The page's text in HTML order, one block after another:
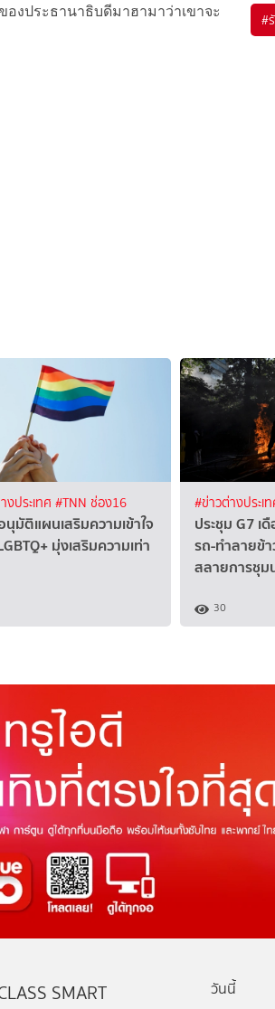
งประธานาธิบดีมาฮามาว่าเขาจะ
#
งประเทศ #TNN ช่อง16
มัติแผนเสริมความเข้าใจ
มุ่งเสริมความเท่า
#ข่าวต่างประเ
ประชุม G7 เ
รถ-ทำลายข้า
สลายการชุม
30
SMART
วันนี้